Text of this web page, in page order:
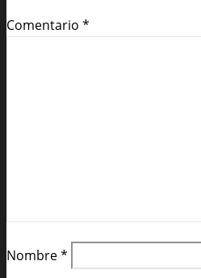
Comentario *
Nombre*